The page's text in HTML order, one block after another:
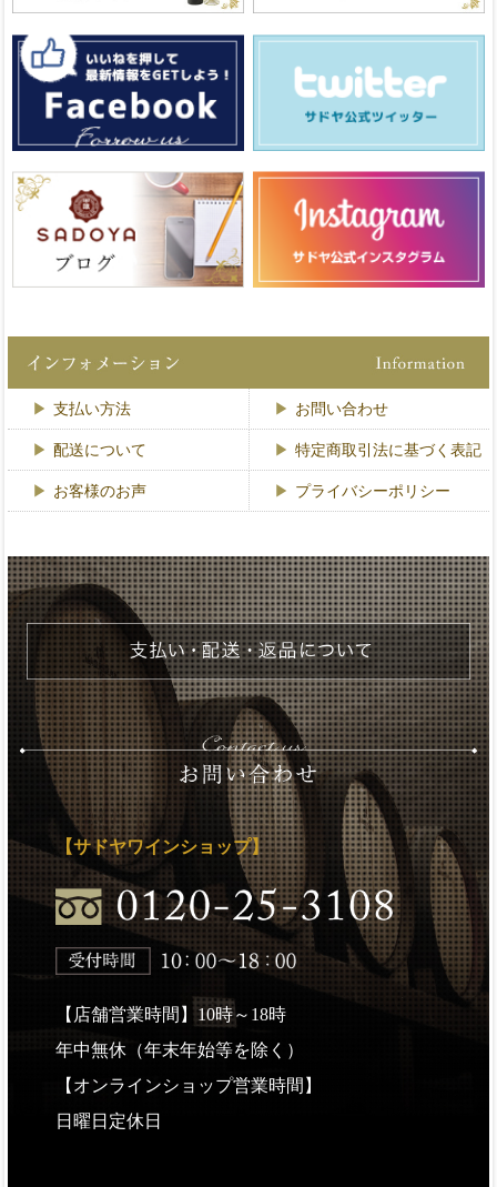
支払い方法 お問い合わせ
配送について 特定商取引法に基づく表記
お客様のお声 プライバシーポリシー
【サドヤワインショップ】
【店舗営業時間】10時～18時
年中無休（年末年始等を除く）
【オンラインショップ営業時間】
日曜日定休日